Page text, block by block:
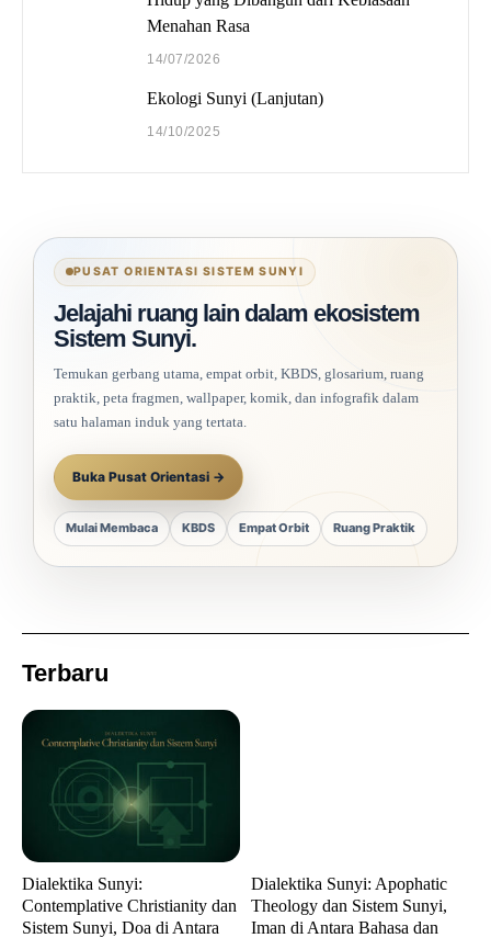
Menahan Rasa
14/07/2026
Ekologi Sunyi (Lanjutan)
14/10/2025
PUSAT ORIENTASI SISTEM SUNYI
Jelajahi ruang lain dalam ekosistem
Sistem Sunyi.
Temukan gerbang utama, empat orbit, KBDS, glosarium, ruang
praktik, peta fragmen, wallpaper, komik, dan infografik dalam
satu halaman induk yang tertata.
Buka Pusat Orientasi →
Mulai Membaca KBDS Empat Orbit Ruang Praktik
Terbaru
Dialektika Sunyi:
Contemplative Christianity dan
Sistem Sunyi, Doa di Antara
Dialektika Sunyi: Apophatic
Theology dan Sistem Sunyi,
Iman di Antara Bahasa dan